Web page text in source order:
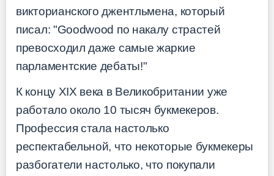
викторианского джентльмена, который
писал: "Goodwood по накалу страстей
превосходил даже самые жаркие
парламентские дебаты!"
К концу XIX века в Великобритании уже
работало около 10 тысяч букмекеров.
Профессия стала настолько
респектабельной, что некоторые букмекеры
разбогатели настолько, что покупали